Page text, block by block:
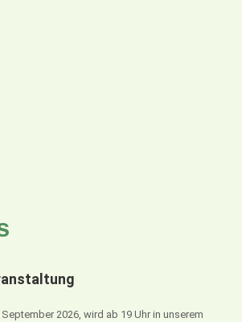
2026, wird ab 19 Uhr in unserem